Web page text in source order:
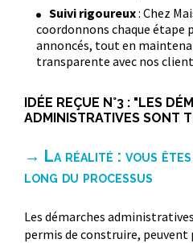
Suivi rigoureux: Chez
coordonnons chaque étape
annoncés, tout en
transparente avec nos
IDÉE REÇUE N°3 : "LES
ADMINISTRATIVES SONT
→ La réalité : vous êtes
long du processus
Les démarches
permis de construire,